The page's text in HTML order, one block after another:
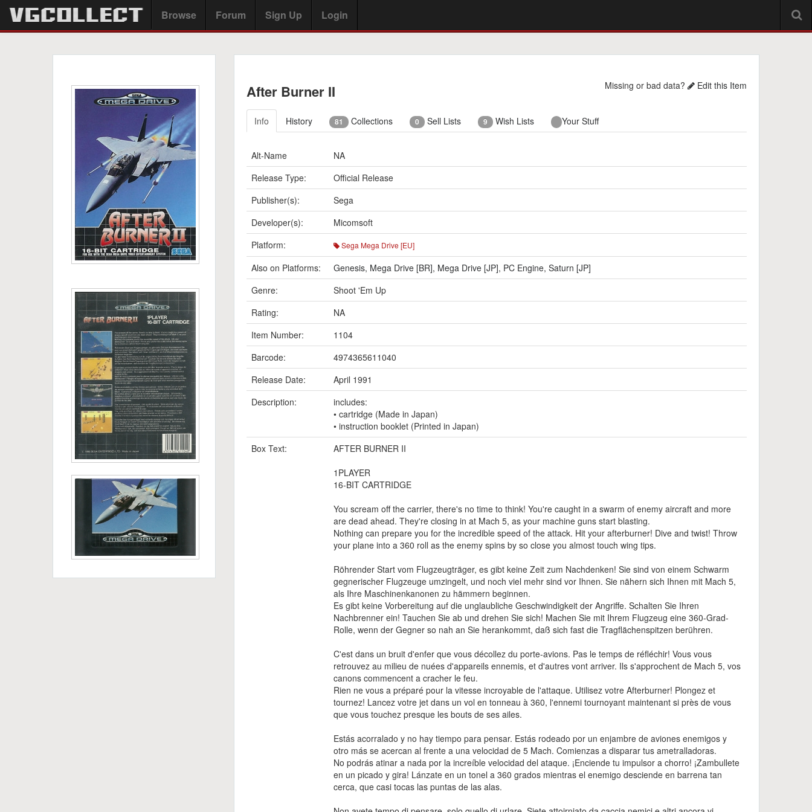
Browse Forum Sign Up Login
After Burner II Missing or bad data? Edit this Item
Info History 81 Collections 0 Sell Lists 9 Wish Lists Your Stuff
Alt-Name
NA
Release Type:
Official Release
Publisher(s):
Sega
Developer(s):
Micomsoft
Platform:
Sega Mega Drive [EU]
Also on Platforms: Genesis, Mega Drive [BR], Mega Drive [JP], PC Engine, Saturn [JP]
Genre:
Shoot 'Em Up
Rating:
NA
Item Number:
1104
Barcode:
4974365611040
Release Date:
April 1991
Description:
includes:
• cartridge (Made in Japan)
• instruction booklet (Printed in Japan)
Box Text:
AFTER BURNER II
1PLAYER
16-BIT CARTRIDGE
You scream off the carrier, there's no time to think! You're caught in a swarm of enemy aircraft and more
are dead ahead. They're closing in at Mach 5, as your machine guns start blasting.
Nothing can prepare you for the incredible speed of the attack. Hit your afterburner! Dive and twist! Throw
your plane into a 360 roll as the enemy spins by so close you almost touch wing tips.
Röhrender Start vom Flugzeugträger, es gibt keine Zeit zum Nachdenken! Sie sind von einem Schwarm
gegnerischer Flugzeuge umzingelt, und noch viel mehr sind vor Ihnen. Sie nähern sich Ihnen mit Mach 5,
als Ihre Maschinenkanonen zu hämmern beginnen.
Es gibt keine Vorbereitung auf die unglaubliche Geschwindigkeit der Angriffe. Schalten Sie Ihren
Nachbrenner ein! Tauchen Sie ab und drehen Sie sich! Machen Sie mit Ihrem Flugzeug eine 360-Grad-
Rolle, wenn der Gegner so nah an Sie herankommt, daß sich fast die Tragflächenspitzen berühren.
C'est dans un bruit d'enfer que vous décollez du porte-avions. Pas le temps de réfléchir! Vous vous
retrouvez au milieu de nuées d'appareils ennemis, et d'autres vont arriver. Ils s'approchent de Mach 5, vos
canons commencent a cracher le feu.
Rien ne vous a préparé pour la vitesse incroyable de l'attaque. Utilisez votre Afterburner! Plongez et
tournez! Lancez votre jet dans un vol en tonneau à 360, l'ennemi tournoyant maintenant si près de vous
que vous touchez presque les bouts de ses ailes.
Estás acorralado y no hay tiempo para pensar. Estás rodeado por un enjambre de aviones enemigos y
otro más se acercan al frente a una velocidad de 5 Mach. Comienzas a disparar tus ametralladoras.
No podrás atinar a nada por la increíble velocidad del ataque. ¡Enciende tu impulsor a chorro! ¡Zambullete
en un picado y gira! Lánzate en un tonel a 360 grados mientras el enemigo desciende en barrena tan
cerca, que casi tocas las puntas de las alas.